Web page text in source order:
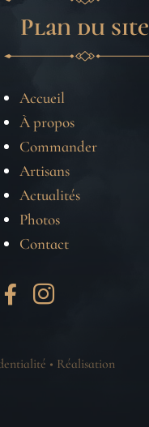
Plan du site
Accueil
À propos
Commander
Artisans
Actualités
Photos
Contact
 
• Réalisation